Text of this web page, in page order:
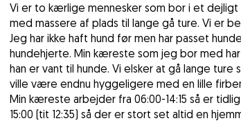
Vi er to kærlige mennesker som bor i et
med massere af plads til lange gå ture. Vi er
Jeg har ikke haft hund før men har passet
hundehjerte. Min kæreste som jeg bor med
han er vant til hunde. Vi elsker at gå lange
ville være endnu hyggeligere med en lille
Min kæreste arbejder fra 06:00-14:15 så er
15:00 (tit 12:35) så der er stort set altid en